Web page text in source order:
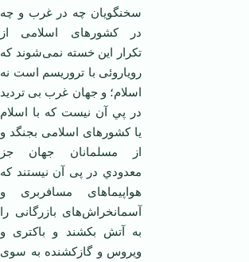
سخنگويان چه در غرب و چه
در كشورهای اسلامی ‌از
تكرار اين خسته نمی‌شوند كه
روياروئی با تروريسم است نه
اسلام؛ و جهان غرب بی ترديد
در پي آن نيست كه با اسلام
يا كشورهای اسلامی ‌بجنگد و
از مسلمانان جهان جز
معدودي در پی آن نيستند كه
هواپيماهای مسافربری و
آسمانخراش‌های بازرگانی را
به آتش بكشند و باكتری و
ويروس و گازكشنده به سوی